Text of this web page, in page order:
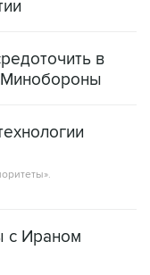
в
Минобороны
с Ираном